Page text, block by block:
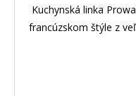
Kuchynská linka
francúzskom štýle z